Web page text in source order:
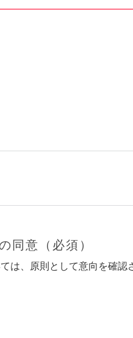
同意（必須）
は、原則として意向を確